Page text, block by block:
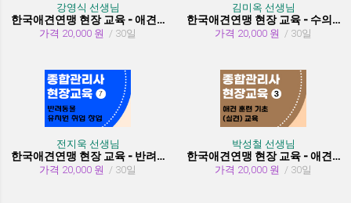
강영식 선생님
한국애견연맹 현장 교육 - 애견훈련사/핸들러 취업 및 창업
가격 20,000 원 / 30일
김미옥 선생님
한국애견연맹 현장 교육 - 수의테크니션(동물보건사) (취업 현장 교육)
가격 20,000 원 / 30일
전지욱 선생님
한국애견연맹 현장 교육 - 반려동물 유치원 취창업
가격 20,000 원 / 30일
박성철 선생님
한국애견연맹 현장 교육 - 애견 훈련 기초 (실견)
가격 20,000 원 / 30일